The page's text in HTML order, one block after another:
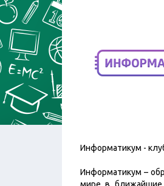
Информатикум -
Информатикум –